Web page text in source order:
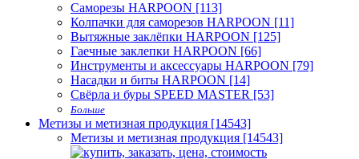
Саморезы HARPOON [113]
Колпачки для саморезов HARPOON [11]
Вытяжные заклёпки HARPOON [125]
Гаечные заклепки HARPOON [66]
Инструменты и аксессуары HARPOON [79]
Насадки и биты HARPOON [14]
Свёрла и буры SPEED MASTER [53]
Больше
Метизы и метизная продукция [14543]
Метизы и метизная продукция [14543]